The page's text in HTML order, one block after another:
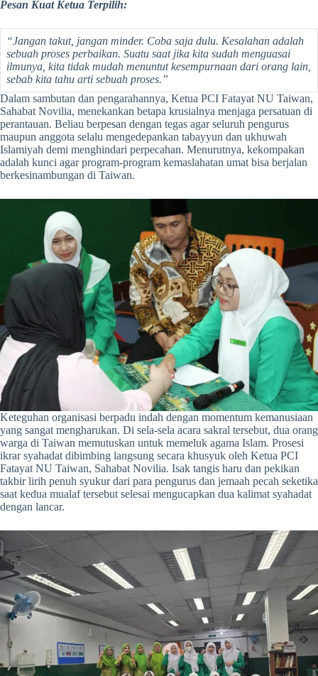
Pesan Kuat Ketua Terpilih:
“Jangan takut, jangan minder. Coba saja dulu. Kesalahan adalah
sebuah proses perbaikan. Suatu saat jika kita sudah menguasai
ilmunya, kita tidak mudah menuntut kesempurnaan dari orang lain,
sebab kita tahu arti sebuah proses.”
Dalam sambutan dan pengarahannya, Ketua PCI Fatayat NU Taiwan,
Sahabat Novilia, menekankan betapa krusialnya menjaga persatuan di
perantauan. Beliau berpesan dengan tegas agar seluruh pengurus
maupun anggota selalu mengedepankan tabayyun dan ukhuwah
Islamiyah demi menghindari perpecahan. Menurutnya, kekompakan
adalah kunci agar program-program kemaslahatan umat bisa berjalan
berkesinambungan di Taiwan.
Keteguhan organisasi berpadu indah dengan momentum kemanusiaan
yang sangat mengharukan. Di sela-sela acara sakral tersebut, dua orang
warga di Taiwan memutuskan untuk memeluk agama Islam. Prosesi
ikrar syahadat dibimbing langsung secara khusyuk oleh Ketua PCI
Fatayat NU Taiwan, Sahabat Novilia. Isak tangis haru dan pekikan
takbir lirih penuh syukur dari para pengurus dan jemaah pecah seketika
saat kedua mualaf tersebut selesai mengucapkan dua kalimat syahadat
dengan lancar.